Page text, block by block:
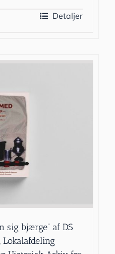
Detaljer
sig bjærge” af DS